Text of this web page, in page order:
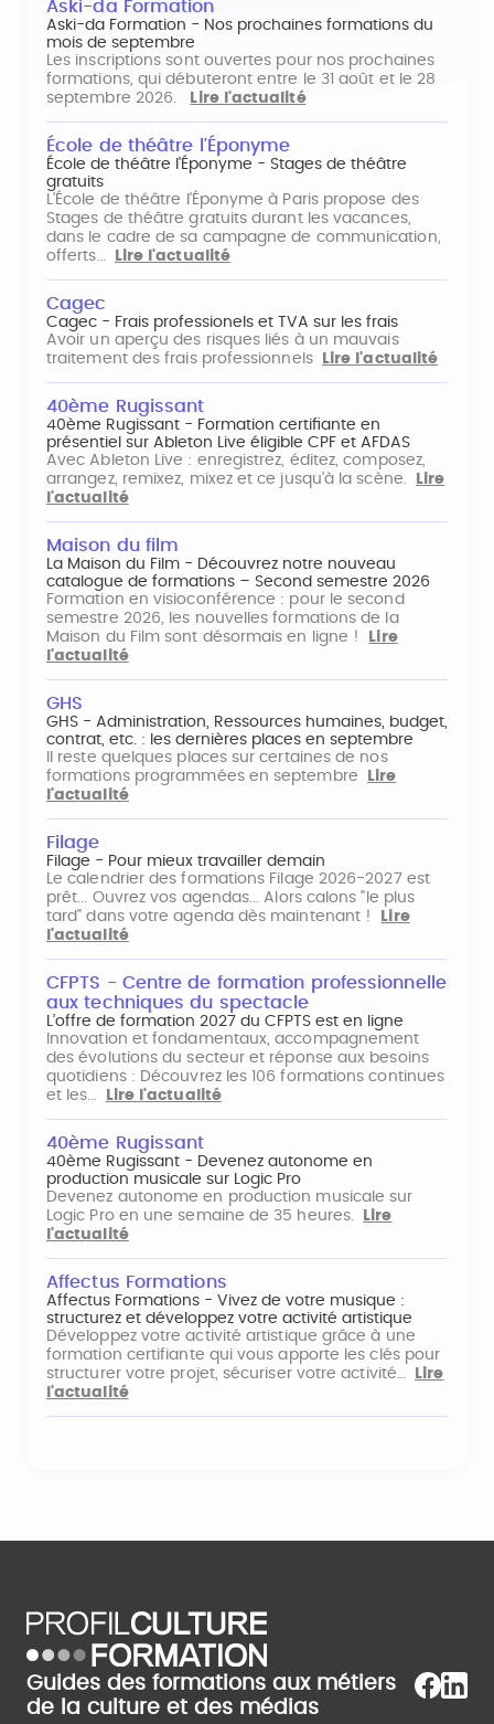
Aski-da Formation
Aski-da Formation - Nos prochaines formations du
mois de septembre
Les inscriptions sont ouvertes pour nos prochaines
formations, qui débuteront entre le 31 août et le 28
septembre 2026.
Lire l'actualité
École de théâtre l'Éponyme
École de théâtre l'Éponyme - Stages de théâtre
gratuits
L'École de théâtre l'Éponyme à Paris propose des
Stages de théâtre gratuits durant les vacances,
dans le cadre de sa campagne de communication,
offerts…
Lire l'actualité
Cagec
Cagec - Frais professionels et TVA sur les frais
Avoir un aperçu des risques liés à un mauvais
traitement des frais professionnels
Lire l'actualité
40ème Rugissant
40ème Rugissant - Formation certifiante en
présentiel sur Ableton Live éligible CPF et AFDAS
Avec Ableton Live : enregistrez, éditez, composez,
arrangez, remixez, mixez et ce jusqu'à la scène.
Lire
l'actualité
Maison du film
La Maison du Film - Découvrez notre nouveau
catalogue de formations – Second semestre 2026
Formation en visioconférence : pour le second
semestre 2026, les nouvelles formations de la
Maison du Film sont désormais en ligne !
Lire
l'actualité
GHS
GHS - Administration, Ressources humaines, budget,
contrat, etc. : les dernières places en septembre
Il reste quelques places sur certaines de nos
formations programmées en septembre
Lire
l'actualité
Filage
Filage - Pour mieux travailler demain
Le calendrier des formations Filage 2026-2027 est
prêt... Ouvrez vos agendas... Alors calons "le plus
tard" dans votre agenda dès maintenant !
Lire
l'actualité
CFPTS - Centre de formation professionnelle
aux techniques du spectacle
L’offre de formation 2027 du CFPTS est en ligne
Innovation et fondamentaux, accompagnement
des évolutions du secteur et réponse aux besoins
quotidiens : Découvrez les 106 formations continues
et les…
Lire l'actualité
40ème Rugissant
40ème Rugissant - Devenez autonome en
production musicale sur Logic Pro
Devenez autonome en production musicale sur
Logic Pro en une semaine de 35 heures.
Lire
l'actualité
Affectus Formations
Affectus Formations - Vivez de votre musique :
structurez et développez votre activité artistique
Développez votre activité artistique grâce à une
formation certifiante qui vous apporte les clés pour
structurer votre projet, sécuriser votre activité…
Lire
l'actualité
Guides des formations aux métiers
de la culture et des médias